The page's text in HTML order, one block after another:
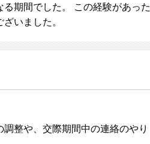
期間でした。 この経験があった
いました。
整や、交際期間中の連絡のやり